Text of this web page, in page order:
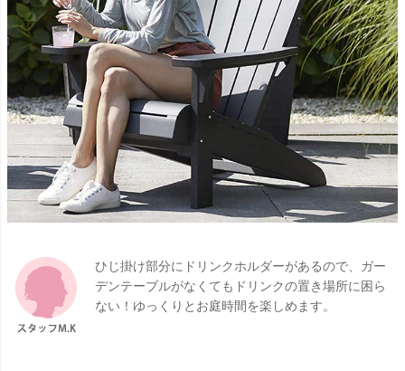
ひじ掛け部分にドリンクホルダーがあるので、ガー
デンテーブルがなくてもドリンクの置き場所に困ら
ない！ゆっくりとお庭時間を楽しめます。